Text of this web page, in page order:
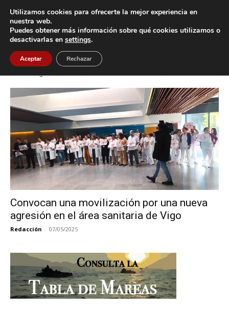
Inicio Etiquetas Agresión en el área sanitaria de Vigo
Etiqueta: agresión en el área sanitaria
de Vigo
Convocan una movilización por una nueva
agresión en el área sanitaria de Vigo
Redacción - 07/05/2025
Utilizamos cookies para ofrecerte la mejor experiencia en
nuestra web.
Puedes obtener más información sobre qué cookies utilizamos o
desactivarlas en settings.
Aceptar Rechazar